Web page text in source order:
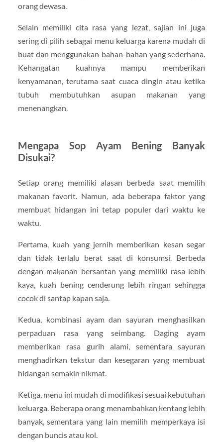
orang dewasa.
Selain memiliki cita rasa yang lezat, sajian ini juga
sering di pilih sebagai menu keluarga karena mudah di
buat dan menggunakan bahan-bahan yang sederhana.
Kehangatan kuahnya mampu memberikan
kenyamanan, terutama saat cuaca dingin atau ketika
tubuh membutuhkan asupan makanan yang
menenangkan.
Mengapa Sop Ayam Bening Banyak
Disukai?
Setiap orang memiliki alasan berbeda saat memilih
makanan favorit. Namun, ada beberapa faktor yang
membuat hidangan ini tetap populer dari waktu ke
waktu.
Pertama, kuah yang jernih memberikan kesan segar
dan tidak terlalu berat saat di konsumsi. Berbeda
dengan makanan bersantan yang memiliki rasa lebih
kaya, kuah bening cenderung lebih ringan sehingga
cocok di santap kapan saja.
Kedua, kombinasi ayam dan sayuran menghasilkan
perpaduan rasa yang seimbang. Daging ayam
memberikan rasa gurih alami, sementara sayuran
menghadirkan tekstur dan kesegaran yang membuat
hidangan semakin nikmat.
Ketiga, menu ini mudah di modifikasi sesuai kebutuhan
keluarga. Beberapa orang menambahkan kentang lebih
banyak, sementara yang lain memilih memperkaya isi
dengan buncis atau kol.